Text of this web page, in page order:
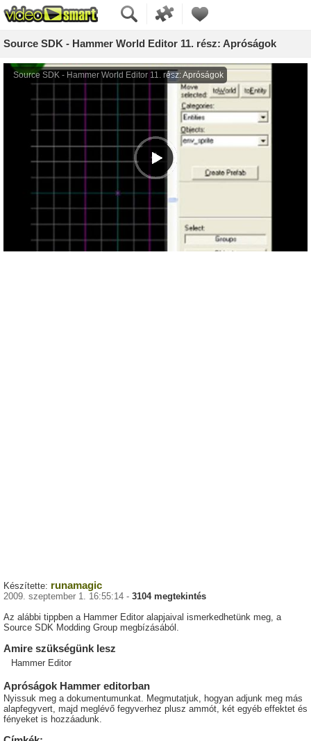
Source SDK - Hammer World Editor 11. rész: Apróságok
Készítette: runamagic
2009. szeptember 1. 16:55:14 - 3104 megtekintés
Az alábbi tippben a Hammer Editor alapjaival ismerkedhetünk meg, a
Source SDK Modding Group megbízásából.
Amire szükségünk lesz
Hammer Editor
Apróságok Hammer editorban
Nyissuk meg a dokumentumunkat. Megmutatjuk, hogyan adjunk meg más
alapfegyvert, majd meglévő fegyverhez plusz ammót, két egyéb effektet és
fényeket is hozzáadunk.